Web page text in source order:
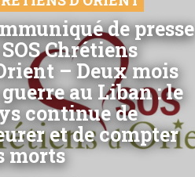
de presse
Chrétiens
– Deux mois
au Liban : le
continue de
et de compter
morts